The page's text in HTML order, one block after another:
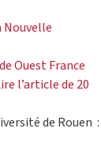
Nouvelle
Ouest France
l’article de 20
de Rouen :